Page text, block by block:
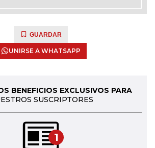
GUARDAR
UNIRSE A WHATSAPP
BENEFICIOS EXCLUSIVOS PARA
SUSCRIPTORES
1